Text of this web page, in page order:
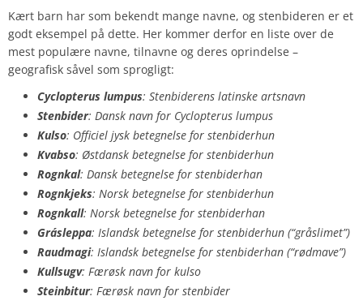
Kært barn har som bekendt mange navne, og stenbideren er et
godt eksempel på dette. Her kommer derfor en liste over de
mest populære navne, tilnavne og deres oprindelse –
geografisk såvel som sprogligt:
Cyclopterus lumpus: Stenbiderens latinske artsnavn
Stenbider: Dansk navn for Cyclopterus lumpus
Kulso: Officiel jysk betegnelse for stenbiderhun
Kvabso: Østdansk betegnelse for stenbiderhun
Rognkal: Dansk betegnelse for stenbiderhan
Rognkjeks: Norsk betegnelse for stenbiderhun
Rognkall: Norsk betegnelse for stenbiderhan
Grásleppa: Islandsk betegnelse for stenbiderhun (“gråslimet”)
Raudmagi: Islandsk betegnelse for stenbiderhan (“rødmave”)
Kullsugv: Færøsk navn for kulso
Steinbitur: Færøsk navn for stenbider